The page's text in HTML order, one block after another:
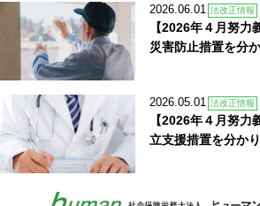
2026.06.01 法改正情報
【2026年４月努
災害防止措置を分
2026.05.01 法改正情報
【2026年４月努
立支援措置を分か